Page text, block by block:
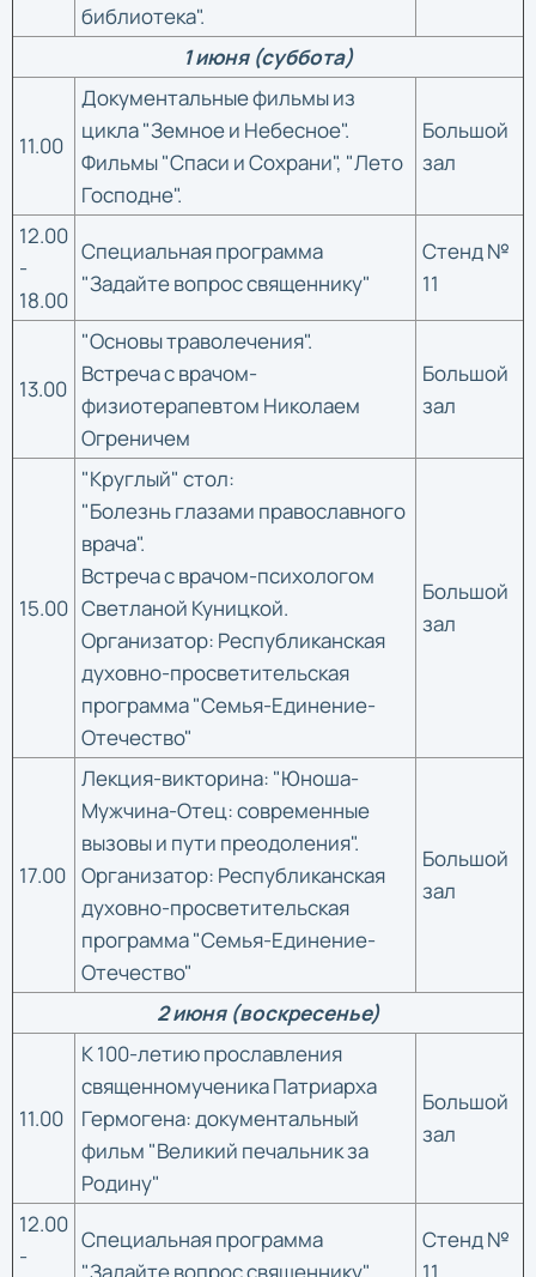
библиотека".
1 июня (суббота)
11.00
Документальные фильмы из
цикла "Земное и Небесное".
Фильмы "Спаси и Сохрани", "Лето
Господне".
Большой
зал
12.00
-
18.00
Специальная программа
"Задайте вопрос священнику"
Стенд №
11
13.00
"Основы траволечения".
Встреча с врачом-
физиотерапевтом Николаем
Огреничем
Большой
зал
15.00
"Круглый" стол:
"Болезнь глазами православного
врача".
Встреча с врачом-психологом
Светланой Куницкой.
Организатор: Республиканская
духовно-просветительская
программа "Семья-Единение-
Отечество"
Большой
зал
17.00
Лекция-викторина: "Юноша-
Мужчина-Отец: современные
вызовы и пути преодоления".
Организатор: Республиканская
духовно-просветительская
программа "Семья-Единение-
Отечество"
Большой
зал
2 июня (воскресенье)
11.00
К 100-летию прославления
священномученика Патриарха
Гермогена: документальный
фильм "Великий печальник за
Родину"
Большой
зал
12.00
-
Специальная программа
Стенд №